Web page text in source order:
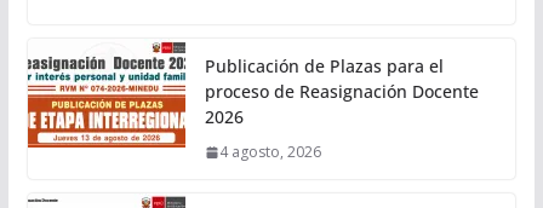
Publicación de Plazas para el
proceso de Reasignación Docente
2026
4 agosto, 2026